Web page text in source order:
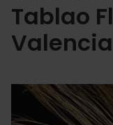
Tablao
Valencia